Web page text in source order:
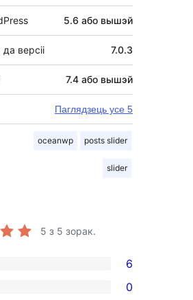
5.6 або вышэй
версіі 7.0.3
7.4 або вышэй
Паглядзець усе 5
oceanwp posts slider
slider
5 з 5 зорак.
6
0